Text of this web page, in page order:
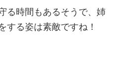
る時間もあるそうで、姉
する姿は素敵ですね！